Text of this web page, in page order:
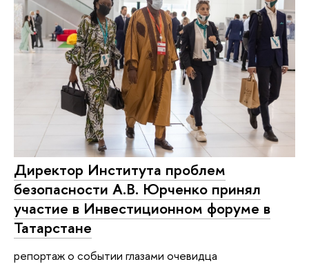
Директор Института проблем
безопасности А.В. Юрченко принял
участие в Инвестиционном форуме в
Татарстане
репортаж о событии глазами очевидца